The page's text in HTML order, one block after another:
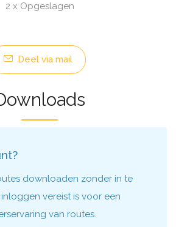
2 x Opgeslagen
Deel via mail
downloaden zonder in te
vereist is voor een
van routes.